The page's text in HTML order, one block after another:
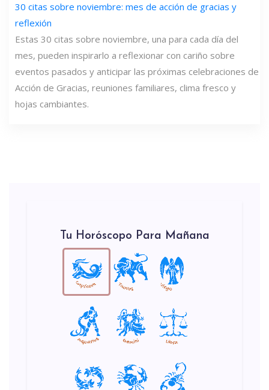
30 citas sobre noviembre: mes de acción de gracias y
reflexión
Estas 30 citas sobre noviembre, una para cada día del
mes, pueden inspirarlo a reflexionar con cariño sobre
eventos pasados ​​y anticipar las próximas celebraciones de
Acción de Gracias, reuniones familiares, clima fresco y
hojas cambiantes.
Tu Horóscopo Para Mañana